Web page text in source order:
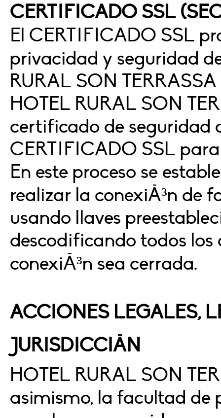
CERTIFICADO SSL
El CERTIFICADO SSL
privacidad y seguridad
RURAL SON
HOTEL RURAL SON
certificado de seguridad
CERTIFICADO SSL
En este proceso se
realizar la conexiÃ³n de
usando llaves
descodificando todos
conexiÃ³n sea cerrada.
ACCIONES LEGALES,
JURISDICCIÃN
HOTEL RURAL SON
asimismo, la facultad de